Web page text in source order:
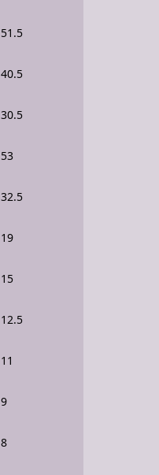
51.5
40.5
30.5
53
32.5
19
15
12.5
11
9
8